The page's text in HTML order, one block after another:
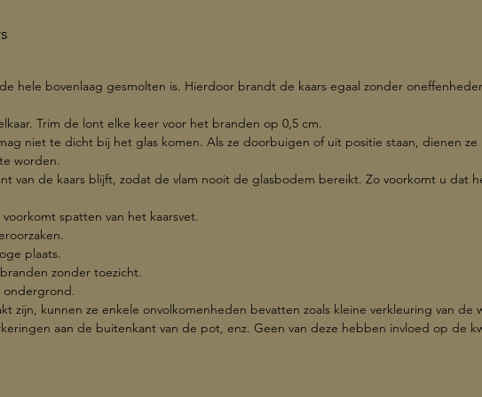
Hoogte: 6 cm
Inhoud: 100 g
hele bovenlaag gesmolten is. Hierdoor brandt de kaars egaal zonder
Trim de lont elke keer voor het branden op 0,5 cm.
niet te dicht bij het glas komen. Als ze doorbuigen of uit positie staan, dienen ze
worden.
van de kaars blijft, zodat de vlam nooit de glasbodem bereikt. Zo voorkomt u dat
spatten van het kaarsvet.
plaats.
zonder toezicht.
ondergrond.
zijn, kunnen ze enkele onvolkomenheden bevatten zoals kleine verkleuring van de
aan de buitenkant van de pot, enz. Geen van deze hebben invloed op de